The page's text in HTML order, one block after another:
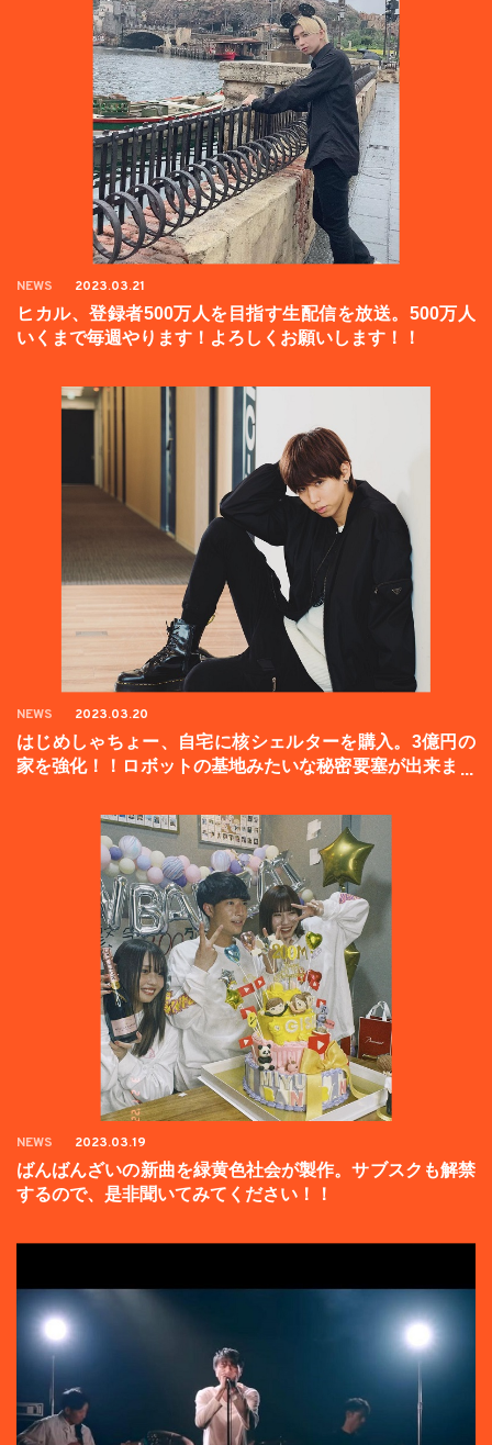
NEWS 2023.03.21
ヒカル、登録者500万人を目指す生配信を放送。500万人
いくまで毎週やります！よろしくお願いします！！
NEWS 2023.03.20
はじめしゃちょー、自宅に核シェルターを購入。3億円の
家を強化！！ロボットの基地みたいな秘密要塞が出来まし
NEWS 2023.03.19
ばんばんざいの新曲を緑黄色社会が製作。サブスクも解禁
するので、是非聞いてみてください！！